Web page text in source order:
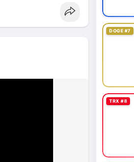
DOGE #7
TRX #8